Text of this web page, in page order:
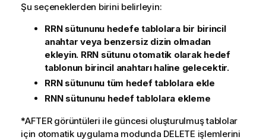
Şu seçeneklerden birini belirleyin:
RRN sütununu hedefe tablolara bir birincil
anahtar veya benzersiz dizin olmadan
ekleyin. RRN sütunu otomatik olarak hedef
tablonun birincil anahtarı haline gelecektir.
RRN sütununu tüm hedef tablolara ekle
RNN sütununu hedef tablolara ekleme
*AFTER görüntüleri ile güncesi oluşturulmuş tablolar
için otomatik uygulama modunda DELETE işlemlerini